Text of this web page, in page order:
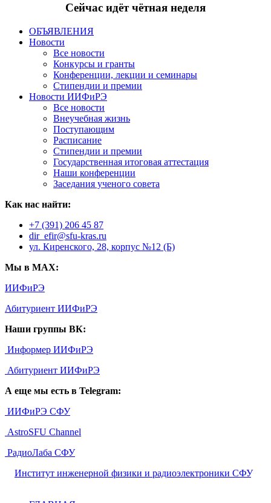
Сейчас идёт чётная неделя
ОБЪЯВЛЕНИЯ
Новости
Все новости
Конкурсы и гранты
Конференции, лекции и семинары
Стипендии и премии
Новости ИИФиРЭ
Все новости
Внеучебная жизнь
Поступающим
Расписание
Стипендии и премии
Государственная итоговая аттестация
Наши конференции
Заседания ученого совета
Как нас найти:
+7 (391) 206 45 87
dir_efir@sfu-kras.ru
ул. Киренского, 28, корпус №12 (Б)
Мы в MAX:
ИИФиРЭ
Абитуриент ИИФиРЭ
Наши группы ВК:
Информер ИИФиРЭ
Абитуриент ИИФиРЭ
А еще мы есть в Telegram:
ИИФиРЭ СФУ
AstroSFU Channel
РадиоЛаба СФУ
Институт инженерной физики и радиоэлектроники СФУ,